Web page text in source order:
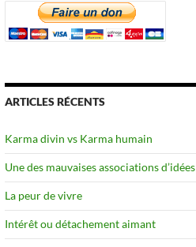
ARTICLES RÉCENTS
Karma divin vs Karma humain
Une des mauvaises associations d’idées
La peur de vivre
Intérêt ou détachement aimant